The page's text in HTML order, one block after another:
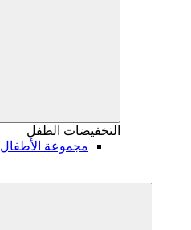
التخفيضات الطفل
مجموعة الأطفال